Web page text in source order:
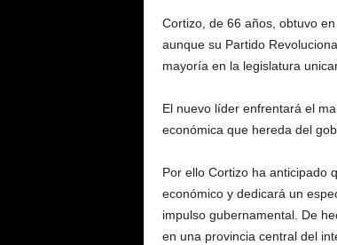
Cortizo, de 66 años, obtuvo
aunque su Partido
mayoría en la legislatura
El nuevo líder enfrentará el
económica que hereda del
Por ello Cortizo ha anticipado
económico y dedicará un
impulso gubernamental. De
en una provincia central del